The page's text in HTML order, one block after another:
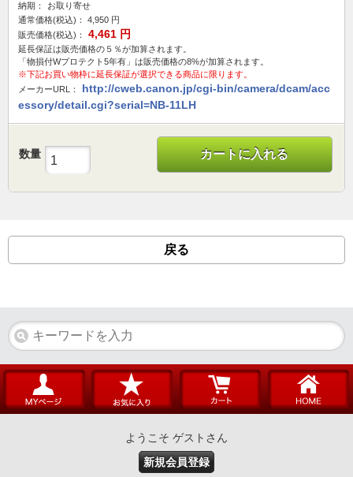
納期：
お取り寄せ
通常価格(税込)：
4,950 円
販売価格(税込)：
4,461 円
延長保証は販売価格の５％が加算されます。
「物損付Wプロテクト5年有」は販売価格の8%が加算されます。
※下記お買い物枠に延長保証が選択できる商品に限ります。
メーカーURL：
http://cweb.canon.jp/cgi-bin/camera/dcam/acc
essory/detail.cgi?serial=NB-11LH
数量 カートに入れる
戻る
ようこそ ゲストさん
新規会員登録